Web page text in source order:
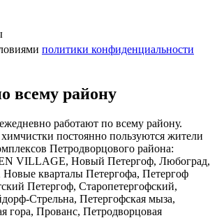
политики конфиденциальности
всему району
работают по всему району.
постоянно пользуются жители
Петродворцового района:
VILLAGE, Новый Петергоф, Любоград,
кварталы Петергофа, Петергоф
Петергоф, Старопетергофский,
Стрельна, Петергофская мыза,
гора, Прованс, Петродворцовая